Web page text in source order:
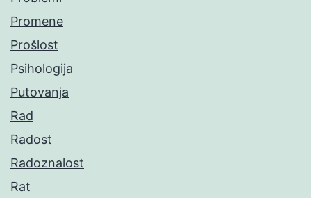
Promene
Prošlost
Psihologija
Putovanja
Rad
Radost
Radoznalost
Rat